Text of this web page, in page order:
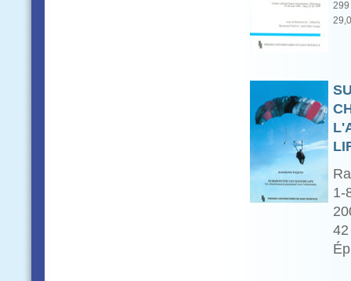
299
1-